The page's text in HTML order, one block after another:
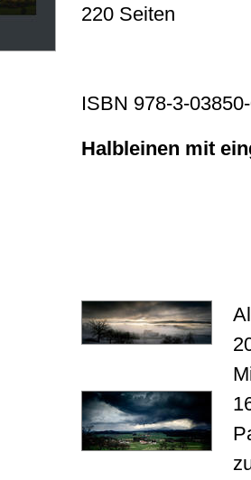
220 Seiten
ISBN 978-3-
Halbleinen mit